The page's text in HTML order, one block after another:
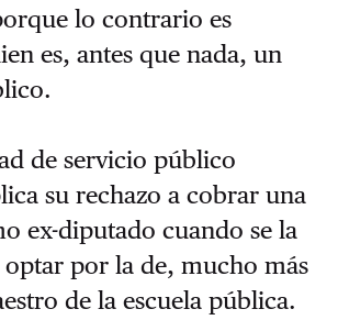
lo contrario es
es, antes que nada, un
de servicio público
su rechazo a cobrar una
ex-diputado cuando se la
por la de, mucho más
de la escuela pública.